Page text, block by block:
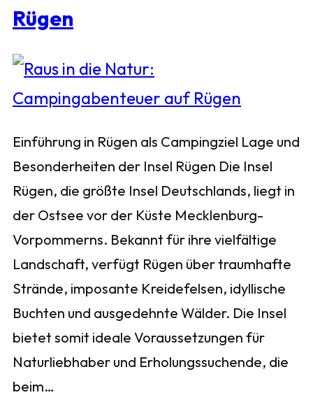
Rügen
Einführung in Rügen als Campingziel Lage und
Besonderheiten der Insel Rügen Die Insel
Rügen, die größte Insel Deutschlands, liegt in
der Ostsee vor der Küste Mecklenburg-
Vorpommerns. Bekannt für ihre vielfältige
Landschaft, verfügt Rügen über traumhafte
Strände, imposante Kreidefelsen, idyllische
Buchten und ausgedehnte Wälder. Die Insel
bietet somit ideale Voraussetzungen für
Naturliebhaber und Erholungssuchende, die
beim…